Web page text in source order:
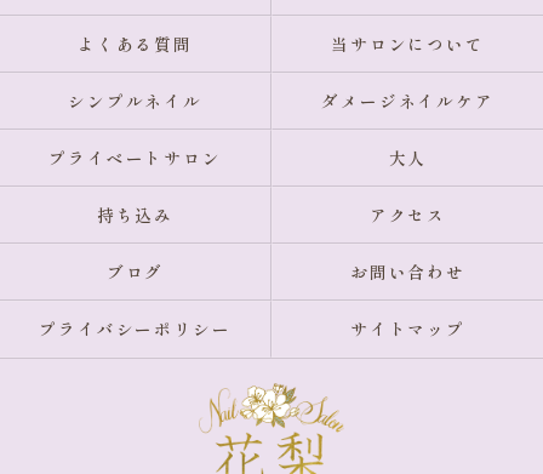
よくある質問 当サロンについて
シンプルネイル ダメージネイルケア
プライベートサロン 大人
持ち込み アクセス
ブログ お問い合わせ
プライバシーポリシー サイトマップ